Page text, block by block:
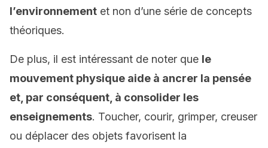
l’environnement et non d’une série de concepts
théoriques.
De plus, il est intéressant de noter que le
mouvement physique aide à ancrer la pensée
et, par conséquent, à consolider les
enseignements. Toucher, courir, grimper, creuser
ou déplacer des objets favorisent la